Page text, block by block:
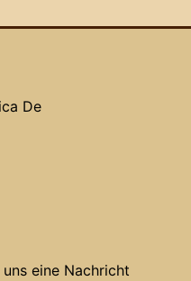
eine Nachricht